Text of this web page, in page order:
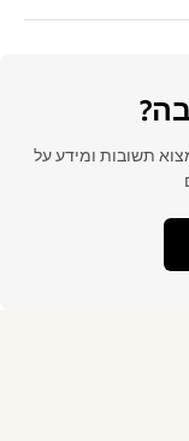
תשובות ומידע על